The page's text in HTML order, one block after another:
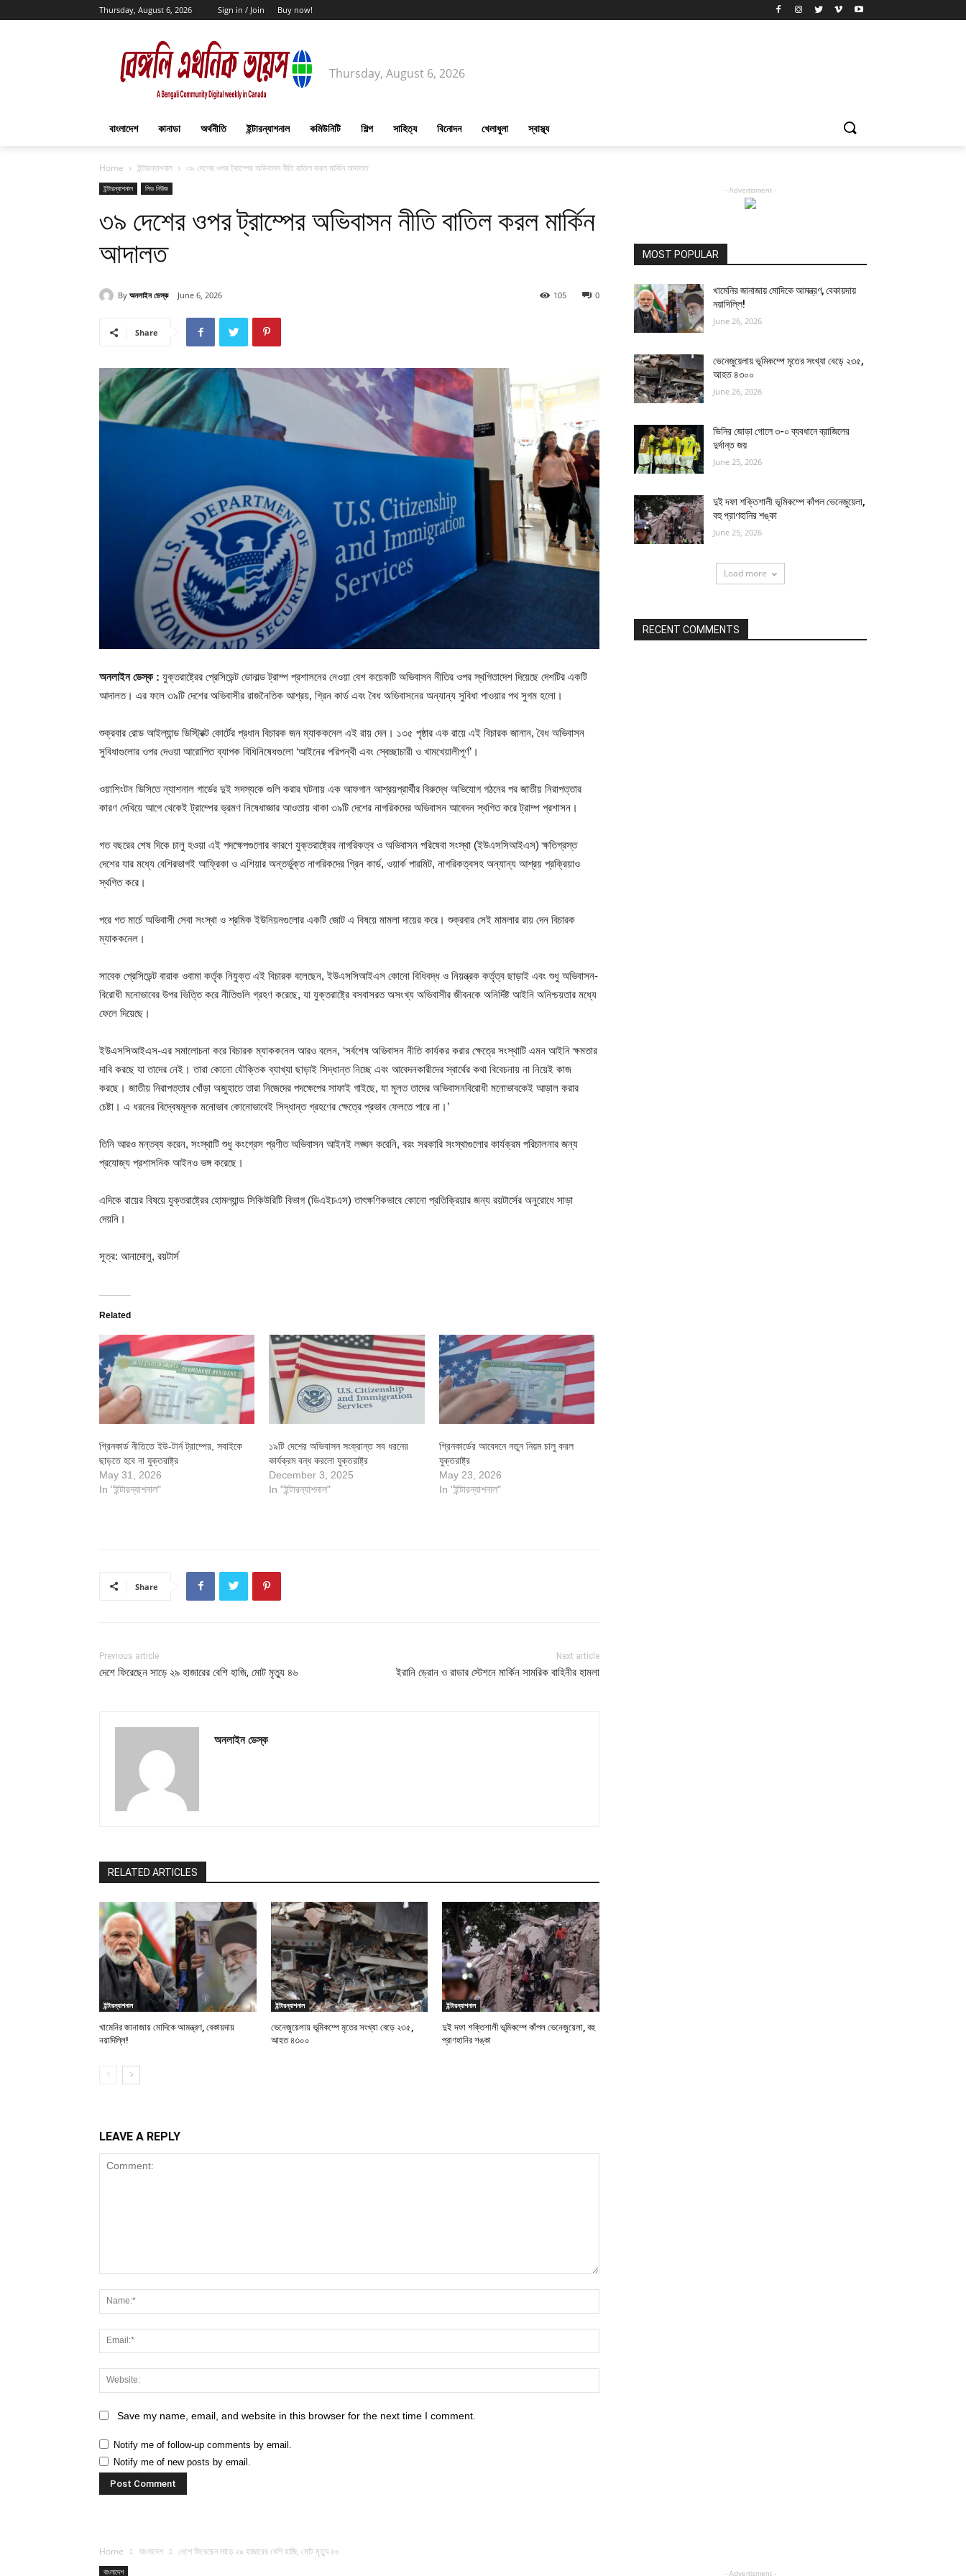
Thursday, August 6, 2026 Sign in / Join Buy now!
Thursday, August 6, 2026
বাংলাদেশ কানাডা অর্থনীতি ইন্টারন্যাশনাল কমিউনিটি শিল্প সাহিত্য বিনোদন খেলাধুলা স্বাস্থ্য
Home ইন্টারন্যাশনাল ৩৯ দেশের ওপর ট্রাম্পের অভিবাসন নীতি বাতিল করল মার্কিন আদালত
ইন্টারন্যাশনাল লিড নিউজ
৩৯ দেশের ওপর ট্রাম্পের অভিবাসন নীতি বাতিল করল মার্কিন
আদালত
By অনলাইন ডেস্ক June 6, 2026 0
105
Share
অনলাইন ডেস্ক : যুক্তরাষ্ট্রের প্রেসিডেন্ট ডোনাল্ড ট্রাম্প প্রশাসনের নেওয়া বেশ কয়েকটি অভিবাসন নীতির ওপর স্থগিতাদেশ দিয়েছে দেশটির একটি
আদালত। এর ফলে ৩৯টি দেশের অভিবাসীর রাজনৈতিক আশ্রয়, গ্রিন কার্ড এবং বৈধ অভিবাসনের অন্যান্য সুবিধা পাওয়ার পথ সুগম হলো।
শুক্রবার রোড আইল্যান্ড ডিস্ট্রিক্ট কোর্টের প্রধান বিচারক জন ম্যাককনেল এই রায় দেন। ১৩৫ পৃষ্ঠার এক রায়ে এই বিচারক জানান, বৈধ অভিবাসন
সুবিধাগুলোর ওপর দেওয়া আরোপিত ব্যাপক বিধিনিষেধগুলো ‘আইনের পরিপন্থী এবং স্বেচ্ছাচারী ও খামখেয়ালীপূর্ণ’।
ওয়াশিংটন ডিসিতে ন্যাশনাল গার্ডের দুই সদস্যকে গুলি করার ঘটনায় এক আফগান আশ্রয়প্রার্থীর বিরুদ্ধে অভিযোগ গঠনের পর জাতীয় নিরাপত্তার
কারণ দেখিয়ে আগে থেকেই ট্রাম্পের ভ্রমণ নিষেধাজ্ঞার আওতায় থাকা ৩৯টি দেশের নাগরিকদের অভিবাসন আবেদন স্থগিত করে ট্রাম্প প্রশাসন।
গত বছরের শেষ দিকে চালু হওয়া এই পদক্ষেপগুলোর কারণে যুক্তরাষ্ট্রের নাগরিকত্ব ও অভিবাসন পরিষেবা সংস্থা (ইউএসসিআইএস) ক্ষতিগ্রস্ত
দেশের যার মধ্যে বেশিরভাগই আফ্রিকা ও এশিয়ার অন্তর্ভুক্ত নাগরিকদের গ্রিন কার্ড, ওয়ার্ক পারমিট, নাগরিকত্বসহ অন্যান্য আশ্রয় প্রক্রিয়াও
স্থগিত করে।
পরে গত মার্চে অভিবাসী সেবা সংস্থা ও শ্রমিক ইউনিয়নগুলোর একটি জোট এ বিষয়ে মামলা দায়ের করে। শুক্রবার সেই মামলার রায় দেন বিচারক
ম্যাককনেল।
সাবেক প্রেসিডেন্ট বারাক ওবামা কর্তৃক নিযুক্ত এই বিচারক বলেছেন, ইউএসসিআইএস কোনো বিধিবদ্ধ ও নিয়ন্ত্রক কর্তৃত্ব ছাড়াই এবং শুধু অভিবাসন-
বিরোধী মনোভাবের উপর ভিত্তি করে নীতিগুলি গ্রহণ করেছে, যা যুক্তরাষ্ট্রে বসবাসরত অসংখ্য অভিবাসীর জীবনকে অনির্দিষ্ট আইনি অনিশ্চয়তার মধ্যে
ফেলে দিয়েছে।
ইউএসসিআইএস-এর সমালোচনা করে বিচারক ম্যাককনেল আরও বলেন, ‘সর্বশেষ অভিবাসন নীতি কার্যকর করার ক্ষেত্রে সংস্থাটি এমন আইনি ক্ষমতার
দাবি করছে যা তাদের নেই। তারা কোনো যৌক্তিক ব্যাখ্যা ছাড়াই সিদ্ধান্ত নিচ্ছে এবং আবেদনকারীদের স্বার্থের কথা বিবেচনায় না নিয়েই কাজ
করছে। জাতীয় নিরাপত্তার খোঁড়া অজুহাতে তারা নিজেদের পদক্ষেপের সাফাই গাইছে, যা মূলত তাদের অভিবাসনবিরোধী মনোভাবকেই আড়াল করার
চেষ্টা। এ ধরনের বিদ্বেষমূলক মনোভাব কোনোভাবেই সিদ্ধান্ত গ্রহণের ক্ষেত্রে প্রভাব ফেলতে পারে না।’
তিনি আরও মন্তব্য করেন, সংস্থাটি শুধু কংগ্রেস প্রণীত অভিবাসন আইনই লঙ্ঘন করেনি, বরং সরকারি সংস্থাগুলোর কার্যক্রম পরিচালনার জন্য
প্রযোজ্য প্রশাসনিক আইনও ভঙ্গ করেছে।
এদিকে রায়ের বিষয়ে যুক্তরাষ্ট্রের হোমল্যান্ড সিকিউরিটি বিভাগ (ডিএইচএস) তাৎক্ষণিকভাবে কোনো প্রতিক্রিয়ার জন্য রয়টার্সের অনুরোধে সাড়া
দেয়নি।
সূত্র: আনাদোলু, রয়টার্স
Related
গ্রিনকার্ড নীতিতে ইউ-টার্ন ট্রাম্পের, সবাইকে
ছাড়তে হবে না যুক্তরাষ্ট্র
May 31, 2026
In "ইন্টারন্যাশনাল"
১৯টি দেশের অভিবাসন সংক্রান্ত সব ধরনের
কার্যক্রম বন্ধ করলো যুক্তরাষ্ট্র
December 3, 2025
In "ইন্টারন্যাশনাল"
গ্রিনকার্ডের আবেদনে নতুন নিয়ম চালু করল
যুক্তরাষ্ট্র
May 23, 2026
In "ইন্টারন্যাশনাল"
Share
Previous article
দেশে ফিরেছেন সাড়ে ২৯ হাজারের বেশি হাজি, মোট মৃত্যু ৪৬
Next article
ইরানি ড্রোন ও রাডার স্টেশনে মার্কিন সামরিক বাহিনীর হামলা
অনলাইন ডেস্ক
RELATED ARTICLES
ইন্টারন্যাশনাল
খামেনির জানাজায় মোদিকে আমন্ত্রণ, বেকায়দায়
নয়াদিল্লি!
ইন্টারন্যাশনাল
ভেনেজুয়েলায় ভূমিকম্পে মৃতের সংখ্যা বেড়ে ২৩৫,
আহত ৪৩০০
ইন্টারন্যাশনাল
দুই দফা শক্তিশালী ভূমিকম্পে কাঁপল ভেনেজুয়েলা, বহু
প্রাণহানির শঙ্কা
LEAVE A REPLY
Save my name, email, and website in this browser for the next time I comment.
Notify me of follow-up comments by email.
Notify me of new posts by email.
- Advertisment -
MOST POPULAR
খামেনির জানাজায় মোদিকে আমন্ত্রণ, বেকায়দায়
নয়াদিল্লি!
June 26, 2026
ভেনেজুয়েলায় ভূমিকম্পে মৃতের সংখ্যা বেড়ে ২৩৫,
আহত ৪৩০০
June 26, 2026
ভিনির জোড়া গোলে ৩-০ ব্যবধানে ব্রাজিলের
দুর্দান্ত জয়
June 25, 2026
দুই দফা শক্তিশালী ভূমিকম্পে কাঁপল ভেনেজুয়েলা,
বহু প্রাণহানির শঙ্কা
June 25, 2026
Load more
RECENT COMMENTS